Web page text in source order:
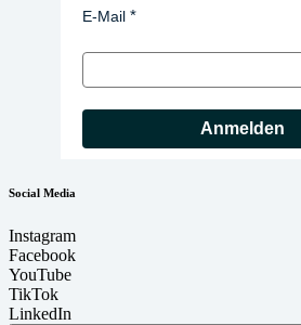
E-Mail
Anmelden
Social Media
Instagram
Facebook
YouTube
TikTok
LinkedIn